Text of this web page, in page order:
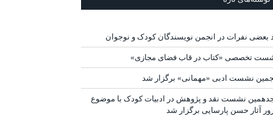
بعضی نفرات در انجمن نویسندگان کودک و نوجوان
تخصصی «کتاب در قاب فضای مجازی»
نشست ادبی «مهمانی» برگزار شد
نشست نقد و پژوهش در ادبیات کودک با موضوع
آثار حسن پارسایی برگزار شد